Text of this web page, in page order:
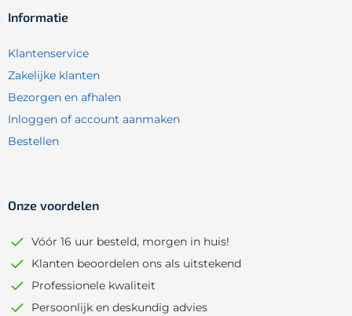
Informatie
Klantenservice
Zakelijke klanten
Bezorgen en afhalen
Inloggen of account aanmaken
Bestellen
Onze voordelen
Vóór 16 uur besteld, morgen in huis!
Klanten beoordelen ons als uitstekend
Professionele kwaliteit
Persoonlijk en deskundig advies